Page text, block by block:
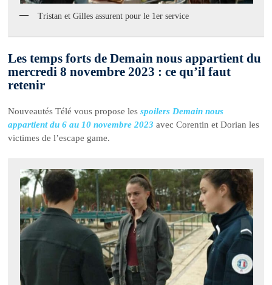
Tristan et Gilles assurent pour le 1er service
Les temps forts de Demain nous appartient du
mercredi 8 novembre 2023 : ce qu’il faut
retenir
Nouveautés Télé vous propose lesspoilers Demain nous
appartient du 6 au 10 novembre 2023 avec Corentin et Dorian les
victimes de l’escape game.